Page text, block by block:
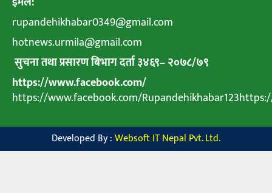
rupandehikhabar0349@gmail.com
hotnews.urmila@gmail.com
सुचना तथा प्रसारण बिभाग दर्ता ३४६९–२०७८/७९
https://www.facebook.com/
https://www.facebook.com/
Developed By :Websoft IT Nepal Pvt. Ltd.